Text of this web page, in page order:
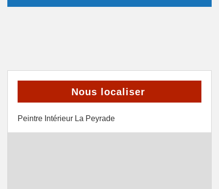
Nous localiser
Peintre Intérieur La Peyrade